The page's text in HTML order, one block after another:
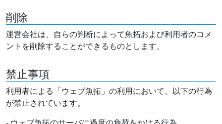
削除
運営会社は、自らの判断によって魚拓および利用者のコメ
ントを削除することができるものとします。
禁止事項
利用者による「ウェブ魚拓」の利用において、以下の行為
が禁止されています。